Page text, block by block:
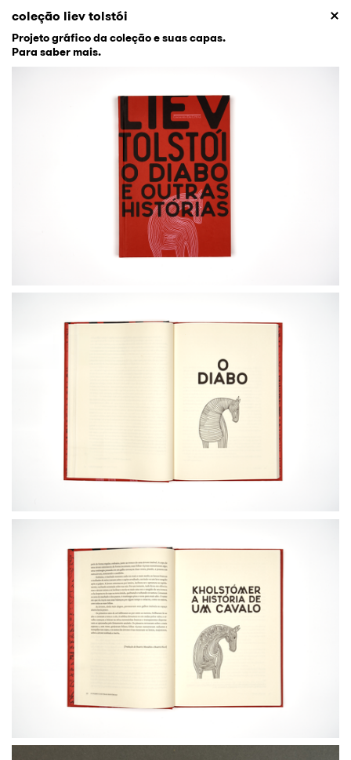
coleção liev tolstói
Projeto gráfico da coleção e suas capas.
Para saber mais.